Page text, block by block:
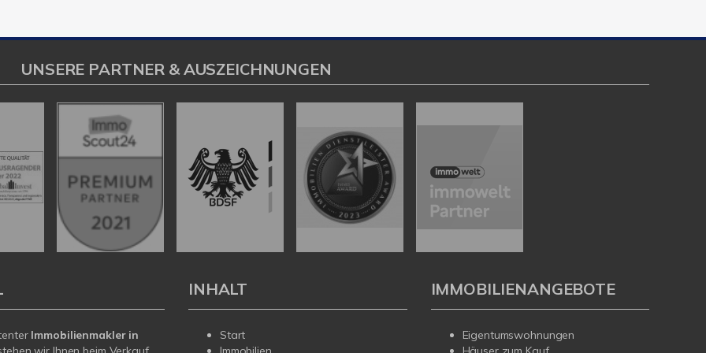
UNSERE PARTNER & AUSZEICHNUNGEN
Immobilienmakler in
INHALT
Start
IMMOBILIENANGEBOTE
Eigentumswohnungen